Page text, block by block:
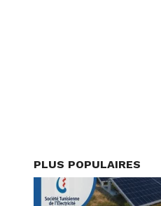
PLUS POPULAIRES